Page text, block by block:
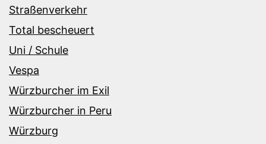
Straßenverkehr
Total bescheuert
Uni / Schule
Vespa
Würzburcher im Exil
Würzburcher in Peru
Würzburg